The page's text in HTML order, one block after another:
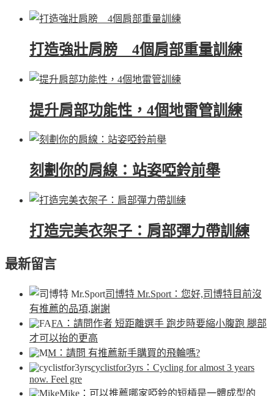
打造強壯肩膀 4個肩部重量訓練
提升肩部功能性，4個地雷管訓練
刻劃你的肩線：站姿啞鈴前舉
打造完美衣架子：肩部彈力帶訓練
最新留言
司博特 Mr.Sport ：您好,司博特目前沒
有推薦的品項,謝謝
FA ：請問作者 短距離選手 跑步時要縮小腹跑 腿部
才可以抬的更高
M ：請問 有推薦新手購買的飛輪嗎?
cyclistfor3yrs ：Cycling for almost 3 years
now. Feel gre
Mike ：可以推薦哪家啞鈴的短槓是一體成型的